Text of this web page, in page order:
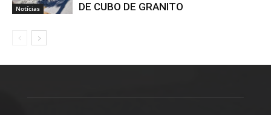
Notícias
DE CUBO DE GRANITO